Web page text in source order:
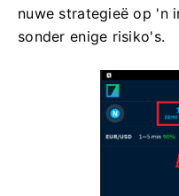
nuwe strategieë op 'n
sonder enige risiko's.